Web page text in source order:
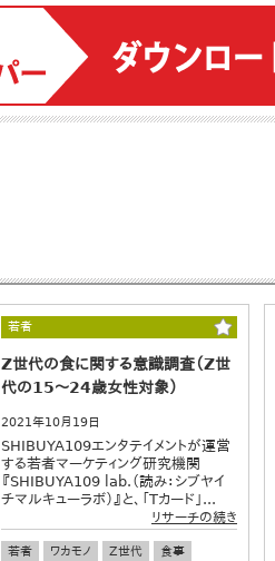
若者
Z世代の食に関する意識調査（Z世
代の15～24歳女性対象）
2021年10月19日
SHIBUYA109エンタテイメントが運営
する若者マーケティング研究機関
『SHIBUYA109 lab.（読み：シブヤイ
チマルキューラボ）』と、「Tカード」...
リサーチの続き
若者 ワカモノ Z世代
食事